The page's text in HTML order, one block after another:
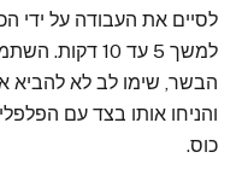
למשך 5 עד 10
הבשר, שימו לב לא להביא
כוס.